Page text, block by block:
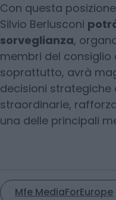
Con questa
Silvio Berlusconi
sorveglianza,
membri del consiglio
soprattutto, avrà
decisioni strategiche
straordinarie,
una delle principali
Mfe MediaForEurope